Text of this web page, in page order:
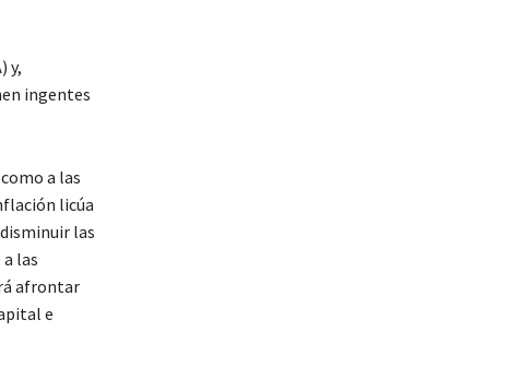
y,
ingentes
a las
licúa
las
las
afrontar
e